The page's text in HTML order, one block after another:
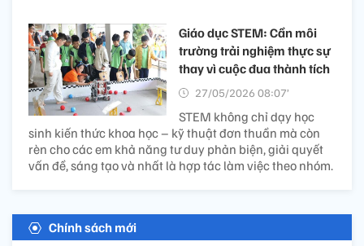
Giáo dục STEM: Cần môi
trường trải nghiệm thực sự
thay vì cuộc đua thành tích
27/05/2026 08:07’
STEM không chỉ dạy học
sinh kiến thức khoa học – kỹ thuật đơn thuần mà còn
rèn cho các em khả năng tư duy phản biện, giải quyết
vấn đề, sáng tạo và nhất là hợp tác làm việc theo nhóm.
Chính sách mới